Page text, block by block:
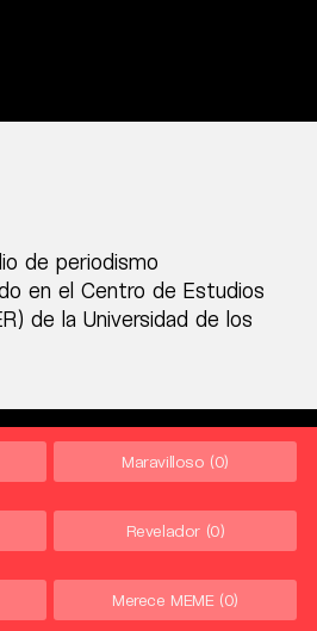
de periodismo
en el Centro de Estudios
de la Universidad de los
Maravilloso (0)
Revelador (0)
Merece MEME (0)